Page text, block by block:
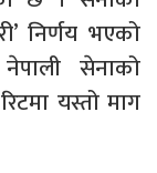
निर्णय भएको
सेनाको
यस्तो माग